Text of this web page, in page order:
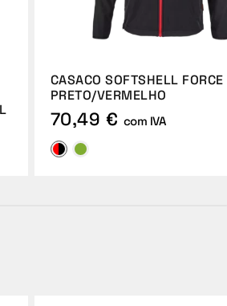
CASACO SOFTSHELL FORCE
PRETO/VERMELHO
70,49 € com IVA